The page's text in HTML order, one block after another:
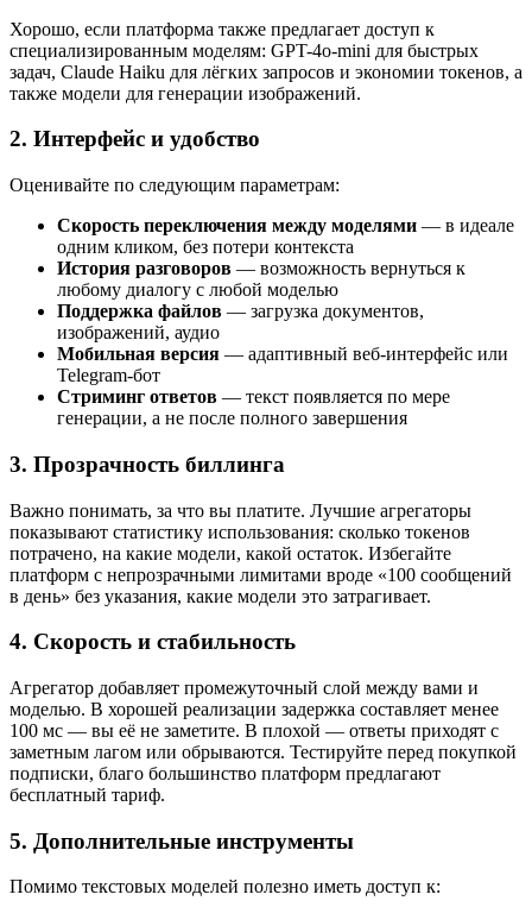
Хорошо, если платформа также предлагает доступ к
специализированным моделям: GPT-4o-mini для быстрых
задач, Claude Haiku для лёгких запросов и экономии токенов, а
также модели для генерации изображений.
2. Интерфейс и удобство
Оценивайте по следующим параметрам:
Скорость переключения между моделями — в идеале
одним кликом, без потери контекста
История разговоров — возможность вернуться к
любому диалогу с любой моделью
Поддержка файлов — загрузка документов,
изображений, аудио
Мобильная версия — адаптивный веб-интерфейс или
Telegram-бот
Стриминг ответов — текст появляется по мере
генерации, а не после полного завершения
3. Прозрачность биллинга
Важно понимать, за что вы платите. Лучшие агрегаторы
показывают статистику использования: сколько токенов
потрачено, на какие модели, какой остаток. Избегайте
платформ с непрозрачными лимитами вроде «100 сообщений
в день» без указания, какие модели это затрагивает.
4. Скорость и стабильность
Агрегатор добавляет промежуточный слой между вами и
моделью. В хорошей реализации задержка составляет менее
100 мс — вы её не заметите. В плохой — ответы приходят с
заметным лагом или обрываются. Тестируйте перед покупкой
подписки, благо большинство платформ предлагают
бесплатный тариф.
5. Дополнительные инструменты
Помимо текстовых моделей полезно иметь доступ к: